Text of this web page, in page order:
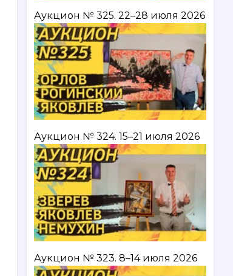
Аукцион № 325. 22–28 июля 2026
Аукцион № 324. 15–21 июля 2026
Аукцион № 323. 8–14 июля 2026